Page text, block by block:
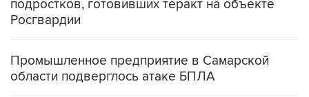
Промышленное предприятие в Самарской
Беспилотные технологии и ИИ на службе у